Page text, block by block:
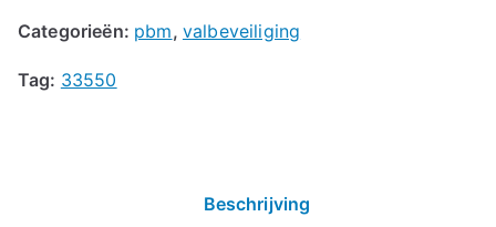
Categorieën: pbm, valbeveiliging
Tag: 33550
Beschrijving